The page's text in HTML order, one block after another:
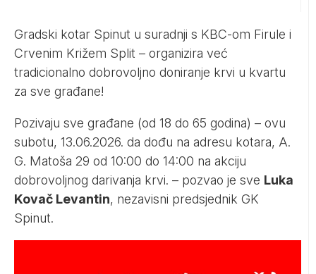
Gradski kotar Spinut u suradnji s KBC-om Firule i
Crvenim Križem Split – organizira već
tradicionalno dobrovoljno doniranje krvi u kvartu
za sve građane!
Pozivaju sve građane (od 18 do 65 godina) – ovu
subotu, 13.06.2026. da dođu na adresu kotara, A.
G. Matoša 29 od 10:00 do 14:00 na akciju
dobrovoljnog darivanja krvi. – pozvao je sve Luka
Kovač Levantin, nezavisni predsjednik GK
Spinut.